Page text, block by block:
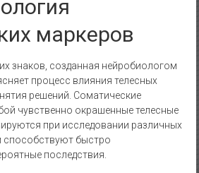
маркеров
знаков, созданная нейробиологом
процесс влияния телесных
решений. Соматические
чувственно окрашенные телесные
при исследовании различных
способствуют быстро
последствия.